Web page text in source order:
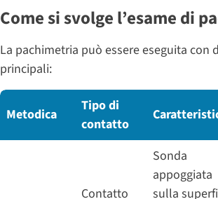
Come si svolge l’esame di
La pachimetria può essere eseguita con
principali:
Metodica
Tipo di
contatto
Contatto
Sonda
appoggiata
sulla